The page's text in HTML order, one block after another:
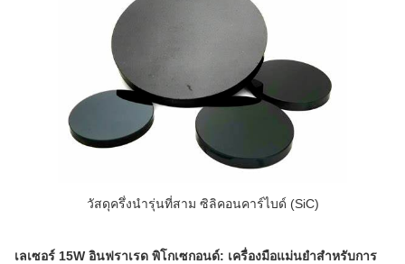
วัสดุครึ่งนํารุ่นที่สาม ซิลิคอนคาร์ไบด์ (SiC)
เลเซอร์ 15W อินฟราเรด พิโกเซกอนด์: เครื่องมือแม่นยําสําหรับการ